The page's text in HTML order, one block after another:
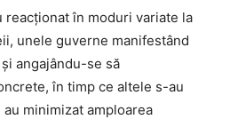
în moduri variate la
unele guverne manifestând
angajându-se să
în timp ce altele s-au
minimizat amploarea